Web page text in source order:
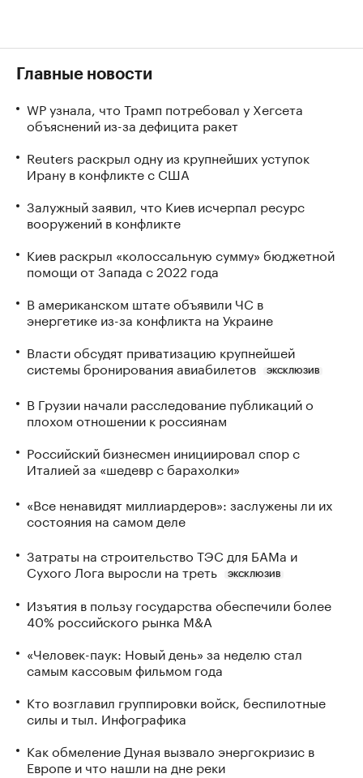
Главные новости
WP узнала, что Трамп потребовал у Хегсета
объяснений из-за дефицита ракет
Reuters раскрыл одну из крупнейших уступок
Ирану в конфликте с США
Залужный заявил, что Киев исчерпал ресурс
вооружений в конфликте
Киев раскрыл «колоссальную сумму» бюджетной
помощи от Запада с 2022 года
В американском штате объявили ЧС в
энергетике из-за конфликта на Украине
Власти обсудят приватизацию крупнейшей
системы бронирования авиабилетов
ЭКСКЛЮЗИВ
В Грузии начали расследование публикаций о
плохом отношении к россиянам
Российский бизнесмен инициировал спор с
Италией за «шедевр с барахолки»
«Все ненавидят миллиардеров»: заслужены ли их
состояния на самом деле
Затраты на строительство ТЭС для БАМа и
Сухого Лога выросли на треть
ЭКСКЛЮЗИВ
Изъятия в пользу государства обеспечили более
40% российского рынка M&A
«Человек-паук: Новый день» за неделю стал
самым кассовым фильмом года
Кто возглавил группировки войск, беспилотные
силы и тыл. Инфографика
Как обмеление Дуная вызвало энергокризис в
Европе и что нашли на дне реки